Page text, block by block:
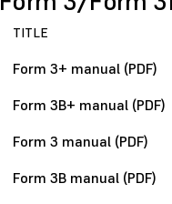
TITLE
Form 3+ manual (PDF)
Form 3B+ manual (PDF)
Form 3 manual (PDF)
Form 3B manual (PDF)